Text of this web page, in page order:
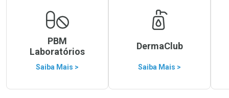
PBM
Laboratórios
Saiba Mais >
DermaClub
Saiba Mais >